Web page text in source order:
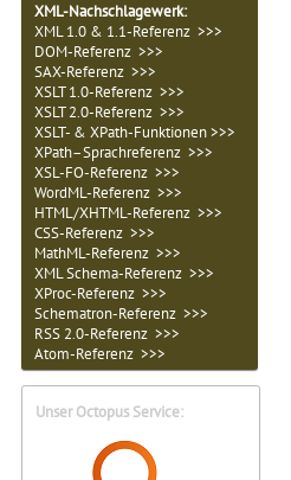
XML-Nachschlagewerk:
XML 1.0 & 1.1-Referenz >>>
DOM-Referenz >>>
SAX-Referenz >>>
XSLT 1.0-Referenz >>>
XSLT 2.0-Referenz >>>
XSLT- & XPath-Funktionen >>>
XPath–Sprachreferenz >>>
XSL-FO-Referenz >>>
WordML-Referenz >>>
HTML/XHTML-Referenz >>>
CSS-Referenz >>>
MathML-Referenz >>>
XML Schema-Referenz >>>
XProc-Referenz >>>
Schematron-Referenz >>>
RSS 2.0-Referenz >>>
Atom-Referenz >>>
Unser Octopus Service: